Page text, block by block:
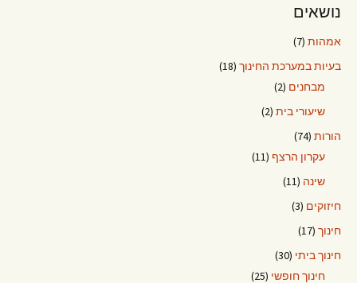
נושאים
אמהות (7)
בעיות במערכת החינוך (18)
מבחנים (2)
שיעורי בית (2)
הורות (74)
עקרון הרצף (11)
שינה (11)
חיזוקים (3)
חינוך (17)
חינוך ביתי (30)
חינוך חופשי (25)